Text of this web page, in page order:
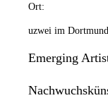
Ort:
uzwei im
Emerging